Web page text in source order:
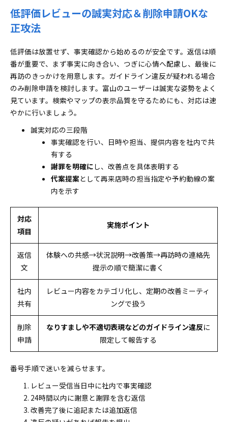
低評価レビューの誠実対応＆削除申請OKな
正攻法
低評価は放置せず、事実確認から始めるのが安全です。返信は順
番が重要で、まず事実に向き合い、つぎに心情へ配慮し、最後に
再訪のきっかけを用意します。ガイドライン違反が疑われる場合
のみ削除申請を検討します。富山のユーザーは誠実な姿勢をよく
見ています。検索やマップの表示品質を守るためにも、対応は速
やかに行いましょう。
誠実対応の三段階
事実確認を行い、日時や担当、提供内容を社内で共
有する
謝罪を明確に し、改善点を具体表明する
代案提案として再来店時の担当指定や予約動線の案
内を示す
対応
項目
実施ポイント
返信
文
体験への共感→状況説明→改善策→再訪時の連絡先
提示の順で簡潔に書く
社内
共有
レビュー内容をカテゴリ化し、定期の改善ミーティ
ングで扱う
削除
申請
なりすましや不適切表現などのガイドライン違反に
限定して報告する
番号手順で迷いを減らせます。
レビュー受信当日中に社内で事実確認
24時間以内に謝意と謝罪を含む返信
改善完了後に追記または追加返信